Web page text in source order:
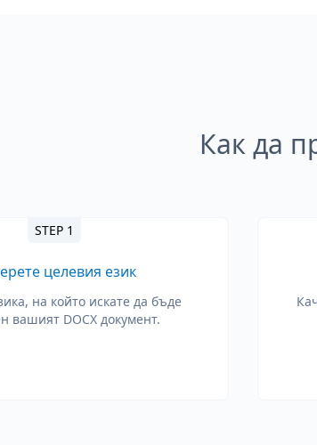
Как да
STEP 1
целевия език
на който искате да бъде
вашият DOCX документ.